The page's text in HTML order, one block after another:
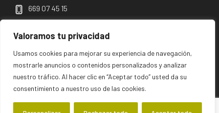
Valoramos tu privacidad
Usamos cookies para mejorar su experiencia de navegación,
mostrarle anuncios o contenidos personalizados y analizar
nuestro tráfico. Al hacer clic en “Aceptar todo” usted da su
consentimiento a nuestro uso de las cookies.
669 07 45 15